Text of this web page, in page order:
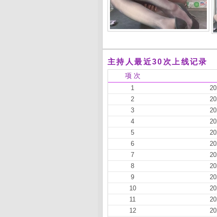
主持人最近30次上线记录
项 次
1
2
3
4
5
6
7
8
9
10
11
12